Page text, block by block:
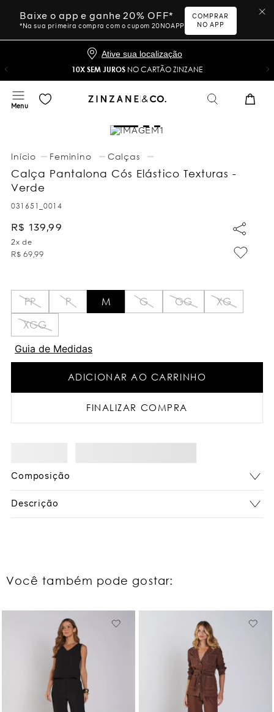
Baixe o app e ganhe 20% OFF*
*Na sua primeira compra com o cupom 20NOAPP
COMPRAR
NO APP
Ative sua localização
10X SEM JUROS NO CARTÃO ZINZANE
Feminino Calças
Calça Pantalona Cós Elástico Texturas -
Verde
031651_0014
R$ 139,99
2x de
R$ 69,99
PP P M G GG
XG
XGG
Guia de Medidas
ADICIONAR AO CARRINHO
FINALIZAR COMPRA
Composição
Descrição
Você também pode gostar: